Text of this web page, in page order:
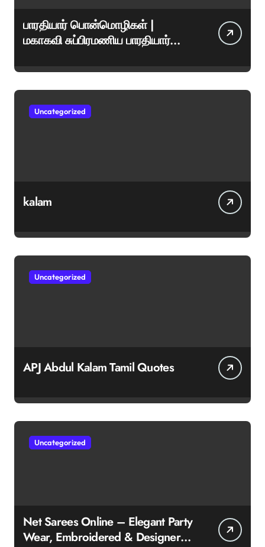
பாரதியார் பொன்மொழிகள் |
மகாகவி சுப்பிரமணிய பாரதியார்
ஊக்கமளிக்கும் வாசகங்கள்
Uncategorized
kalam
Uncategorized
APJ Abdul Kalam Tamil Quotes
Uncategorized
Net Sarees Online – Elegant Party
Wear, Embroidered & Designer